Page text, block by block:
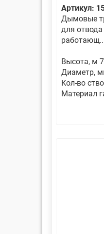
Артикул:
Дымовые
для отвода
Высота, м
Диаметр,
Кол-во
Материал